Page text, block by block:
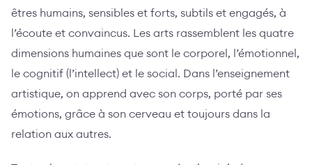
êtres humains, sensibles et forts, subtils et engagés, à
l’écoute et convaincus. Les arts rassemblent les quatre
dimensions humaines que sont le corporel, l’émotionnel,
le cognitif (l’intellect) et le social. Dans l’enseignement
artistique, on apprend avec son corps, porté par ses
émotions, grâce à son cerveau et toujours dans la
relation aux autres.